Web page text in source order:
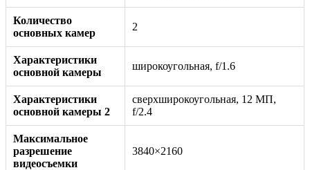
Количество
основных камер
2
Характеристики
основной камеры
широкоугольная, f/1.6
Характеристики
основной камеры 2
сверхширокоугольная, 12 МП,
f/2.4
Максимальное
разрешение
видеосъемки
3840×2160